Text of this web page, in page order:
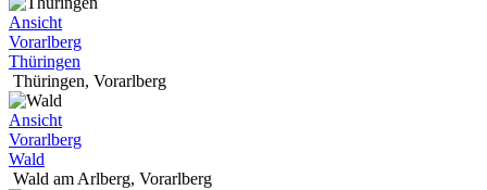
Ansicht
Vorarlberg
Thüringen
Thüringen, Vorarlberg
Ansicht
Vorarlberg
Wald
Wald am Arlberg, Vorarlberg